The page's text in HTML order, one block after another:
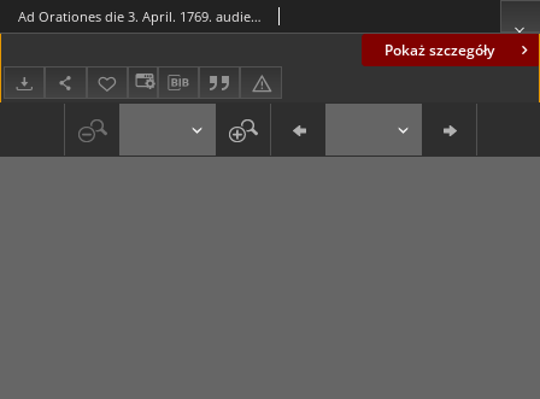
Pokaż szczegóły
Ad Orationes die 3. April. 1769. audiendas alteram Aditialem Cel. Auditoris Alteram Vero Memoriae sacram Christiani Schaefferi, Praetoris Olim Urbani, Optime de Patria Meriti, Patronique Scholae